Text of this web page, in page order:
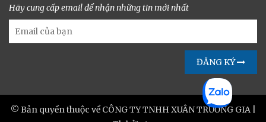
Hãy cung cấp email để nhận những tin mới nhất
ĐĂNG KÝ
© Bản quyền thuộc về CÔNG TY TNHH XUÂN TRƯỜNG GIA